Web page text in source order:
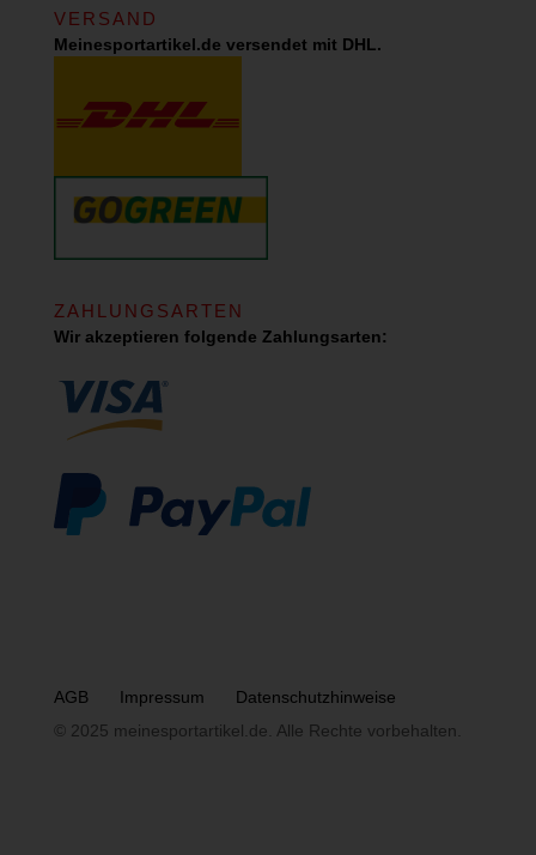
VERSAND
Meinesportartikel.de versendet mit DHL.
ZAHLUNGSARTEN
Wir akzeptieren folgende Zahlungsarten:
AGB Impressum
Datenschutzhinweise
© 2025 meinesportartikel.de. Alle Rechte vorbehalten.